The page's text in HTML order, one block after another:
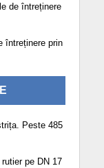
de întreținere
întreținere prin
Peste 485
pe DN 17